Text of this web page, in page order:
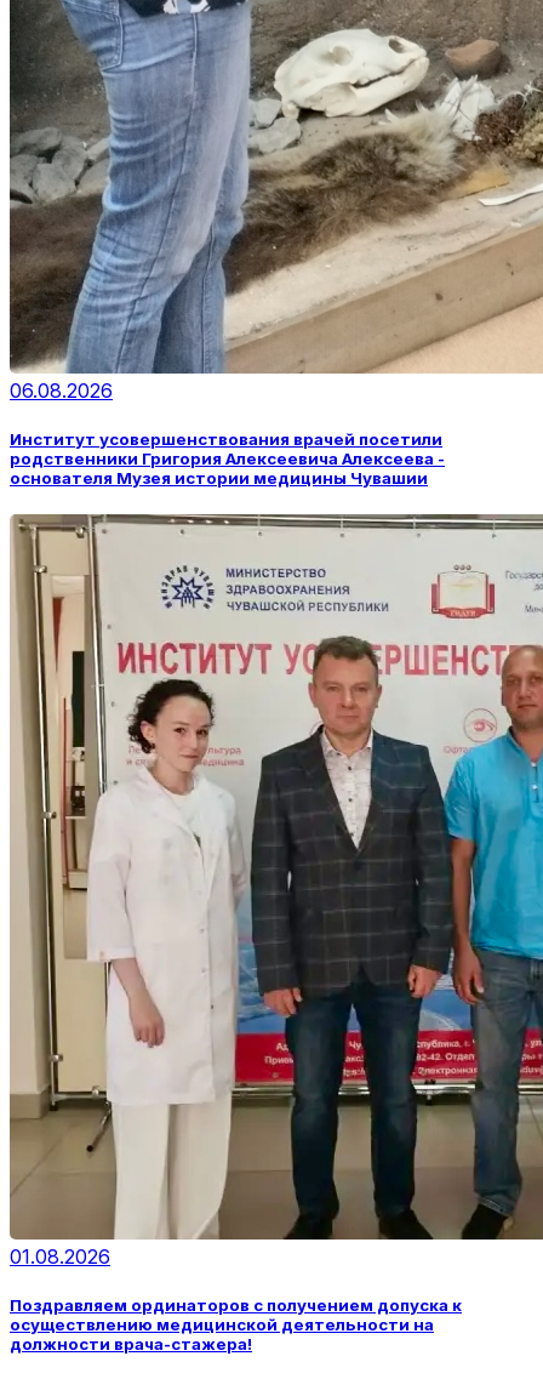
06.08.2026
Институт усовершенствования врачей посетили
родственники Григория Алексеевича Алексеева -
основателя Музея истории медицины Чувашии
01.08.2026
Поздравляем ординаторов с получением допуска к
осуществлению медицинской деятельности на
должности врача-стажера!